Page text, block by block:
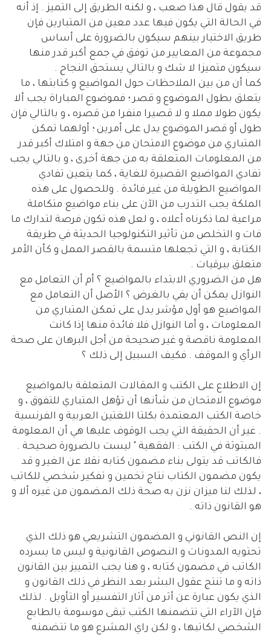
قد يقول قال هذا صعب ، و لكنه الطريق إلى التميز . إذ أنه
في الحالة التي يكون فيها عدد معين من المتبارين فإن
طريق الاختيار بينهم سيكون بالضرورة على أساس
مجموعة من المعايير من توفق في جمع أكبر قدر منها
سيكون متميزا لا شك و بالتالي يستحق النجاح .
كما أن من بين الملاحظات حول المواضيع و كتابتها ، ما
يتعلق بطول الموضوع و قصر ؛ فموضوع المباراة يجب ألا
يكون طولا مملا و لا قصيرا منفرا من قصره ، و بالتالي فإن
طول أو قصر الموضوع يدل على أمرين ؛ أولهما تمكن
المتباري من موضوع الامتحان من جهة و امتلاك أكبر قدر
من المعلومات المتعلقة به من جهة أخرى ، و بالتالي يجب
تفادي المواضيع القصيرة للغاية ، كما يتعين تفادي
المواضيع الطويلة من غير فائدة . وللحصول على هذه
الملكة يجب التدرب من الآن على بناء مواضيع متكاملة
مراعية لما ذكرناه أعلاه ، و لعل هذه تكون فرصة لتدارك ما
فات و التخلص من تأثير التكنولوجيا الحديثة في طريقة
الكتابة ، و التي تجعلها متسمة بالقصر الممل و كأن الأمر
متعلق ببرقيات .
هل من الضروري الابتداء بالمواضيع ؟ أم أن التعامل مع
النوازل يمكن أن يفي بالغرض ؟ الأصل أن التعامل مع
المواضيع هو أول مؤشر يدل على تمكن المتباري من
المعلومات ، و أما النوازل فلا فائدة منها إذا كانت
المعلومة ناقصة و غير صحيحة من أجل البرهان على صحة
الرأي و الموقف . فكيف السبيل إلى ذلك ؟
إن الاطلاع على الكتب و المقالات المتعلقة بالمواضيع
موضوع الامتحان من شأنها أن تؤهل المتباري للتفوق ، و
خاصة الكتب المعتمدة بكلتا اللغتين العربية و الفرنسية
. غير أن الحقيقة التي يجب الوقوف عليها هي أن المعلومة
المبثوثة في الكتب : الفقهية " ليست بالضرورة صحيحة .
فالكاتب قد يتولى بناء مضمون كتابه نقلا عن الغير و قد
يكون مضمون الكتاب نتاج تخمين و تفكير شخصي للكاتب
، لذلك لنا ميزان نزن به صحة ذلك المضمون من غيره ألا و
هو القانون ذاته .
إن النص القانوني و المضمون التشريعي هو ذلك الذي
تحتويه المدونات و النصوص القانونية و ليس ما يسرده
الكاتب في مضمون كتابه ، و هنا يجب التمييز بين القانون
ذاته و ما تنتج عقول البشر بعد النظر في ذلك القانون و
الذي يكون عبارة عن أثر من آثار التفسير أو التأويل . لذلك
فإن الآراء التي تتضمنها الكتب تبقى موسومة بالطابع
الشخصي لكاتبها ، و لكن راي المشرع هو ما تتضمنه